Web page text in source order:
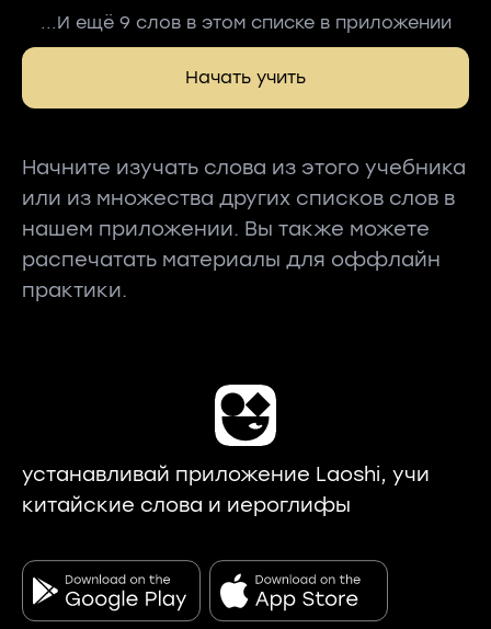
...И ещё 9 слов в этом списке в приложении
Начать учить
Начните изучать слова из этого учебника
или из множества других списков слов в
нашем приложении. Вы также можете
распечатать материалы для оффлайн
практики.
устанавливай приложение Laoshi, учи
китайские слова и иероглифы